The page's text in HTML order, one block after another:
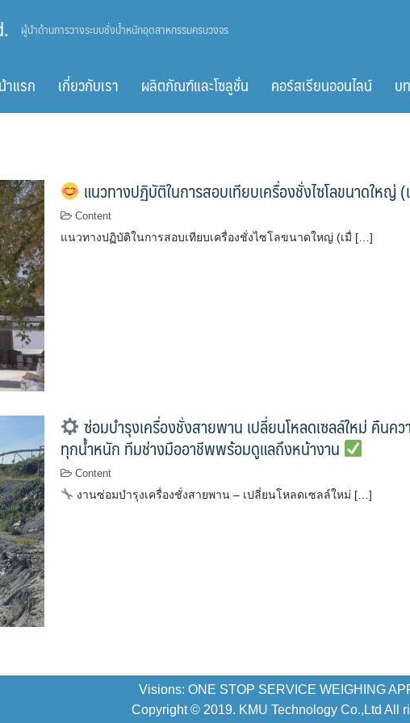
ผู้นำด้านการวางระบบชั่งน้ำหนักอุตสาหกรรมครบวงจร
าแรก เกี่ยวกับเรา ผลิตภัณฑ์และโซลูชั่น คอร์สเรียนออนไลน์ บ
แนวทางปฏิบัติในการสอบเทียบเครื่องชั่งไซโลขนาดให
Content
แนวทางปฏิบัติในการสอบเทียบเครื่องชั่งไซโลขนาดใหญ่ (เมื่ […]
ซ่อมบำรุงเครื่องชั่งสายพาน เปลี่ยนโหลดเซลล์ใหม่ คืนค
ทุกน้ำหนัก ทีมช่างมืออาชีพพร้อมดูแลถึงหน้างาน
Content
งานซ่อมบำรุงเครื่องชั่งสายพาน – เปลี่ยนโหลดเซลล์ใหม่ […]
Visions: ONE STOP SERVICE WEIGHING
Copyright © 2019. KMU Technology Co.,Ltd All